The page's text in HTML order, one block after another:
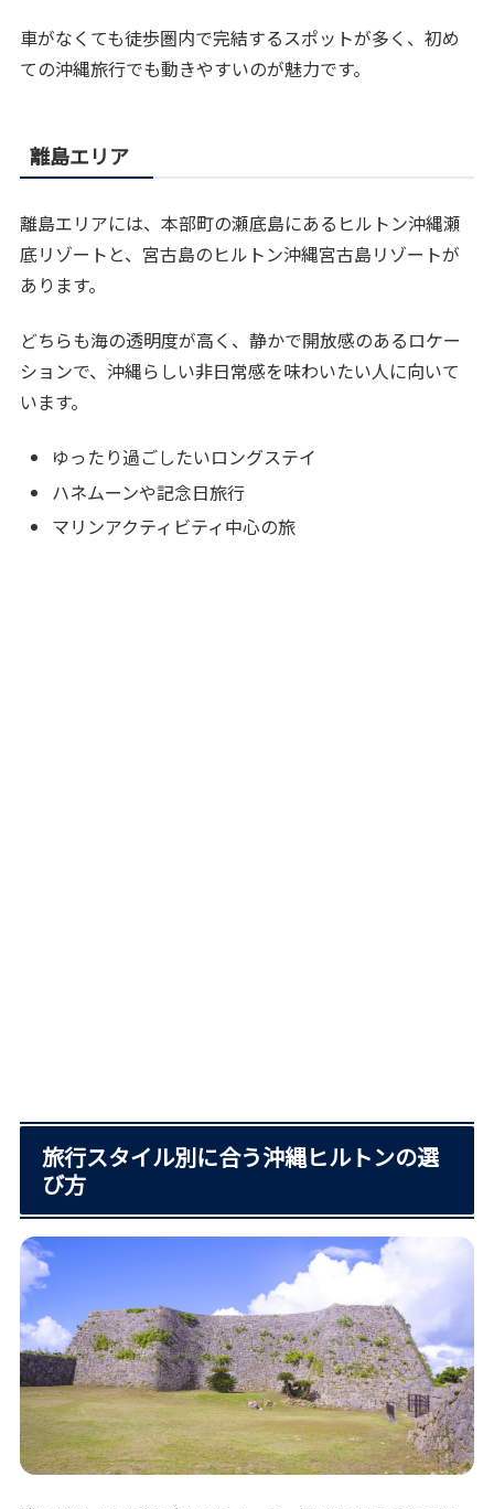
車がなくても徒歩圏内で完結するスポットが多く、初め
ての沖縄旅行でも動きやすいのが魅力です。
離島エリア
離島エリアには、本部町の瀬底島にあるヒルトン沖縄瀬
底リゾートと、宮古島のヒルトン沖縄宮古島リゾートが
あります。
どちらも海の透明度が高く、静かで開放感のあるロケー
ションで、沖縄らしい非日常感を味わいたい人に向いて
います。
ゆったり過ごしたいロングステイ
ハネムーンや記念日旅行
マリンアクティビティ中心の旅
旅行スタイル別に合う沖縄ヒルトンの選
び方